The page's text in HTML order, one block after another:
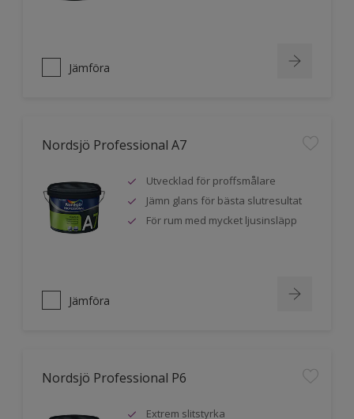
Jämföra
Nordsjö Professional A7
Utvecklad för proffsmålare
Jämn glans för bästa slutresultat
För rum med mycket ljusinsläpp
Jämföra
Nordsjö Professional P6
Extrem slitstyrka